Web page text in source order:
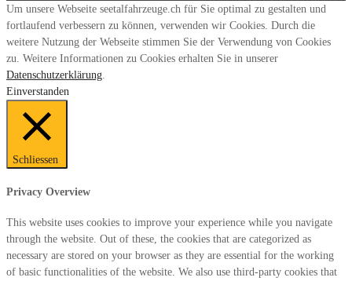
Um unsere Webseite seetalfahrzeuge.ch für Sie optimal zu gestalten und
fortlaufend verbessern zu können, verwenden wir Cookies. Durch die
weitere Nutzung der Webseite stimmen Sie der Verwendung von Cookies
zu. Weitere Informationen zu Cookies erhalten Sie in unserer
Datenschutzerklärung.
Einverstanden
Schliessen
Privacy Overview
This website uses cookies to improve your experience while you navigate
through the website. Out of these, the cookies that are categorized as
necessary are stored on your browser as they are essential for the working
of basic functionalities of the website. We also use third-party cookies that